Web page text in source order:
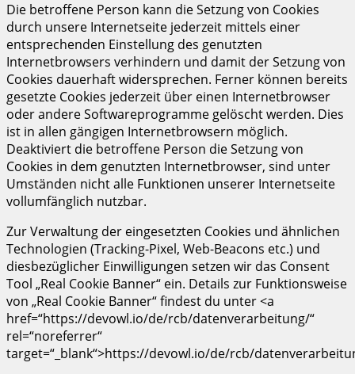
Die betroffene Person kann die Setzung von Cookies
durch unsere Internetseite jederzeit mittels einer
entsprechenden Einstellung des genutzten
Internetbrowsers verhindern und damit der Setzung von
Cookies dauerhaft widersprechen. Ferner können bereits
gesetzte Cookies jederzeit über einen Internetbrowser
oder andere Softwareprogramme gelöscht werden. Dies
ist in allen gängigen Internetbrowsern möglich.
Deaktiviert die betroffene Person die Setzung von
Cookies in dem genutzten Internetbrowser, sind unter
Umständen nicht alle Funktionen unserer Internetseite
vollumfänglich nutzbar.
Zur Verwaltung der eingesetzten Cookies und ähnlichen
Technologien (Tracking-Pixel, Web-Beacons etc.) und
diesbezüglicher Einwilligungen setzen wir das Consent
Tool „Real Cookie Banner“ ein. Details zur Funktionsweise
von „Real Cookie Banner“ findest du unter <a
href=“https://devowl.io/de/rcb/datenverarbeitung/“
rel=“noreferrer“
target=“_blank“>https://devowl.io/de/rcb/